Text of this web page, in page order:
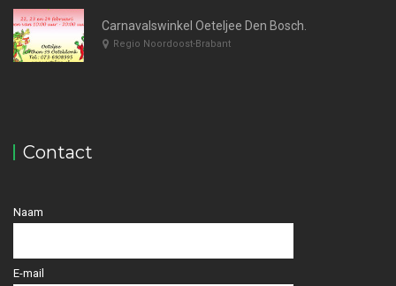
Carnavalswinkel Oeteljee Den Bosch.
Regio Noordoost-Brabant
Contact
Naam
E-mail